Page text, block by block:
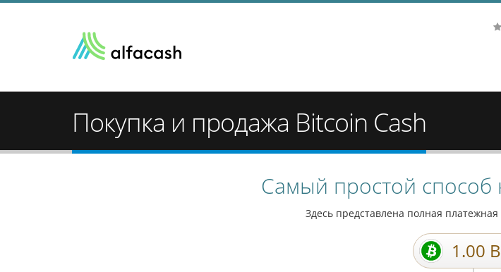
Покупка и продажа Bitcoin Cash
Самый простой способ
Здесь представлена полная
1.00